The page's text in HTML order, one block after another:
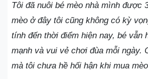
Tôi đã nuôi bé mèo nhà mình được
mèo ở đây tôi cũng không có kỳ
tính đến thời điểm hiện nay, bé vẫn
mạnh và vui vẻ chơi đùa mỗi ngày.
mà tôi chưa hề hối hận khi mua